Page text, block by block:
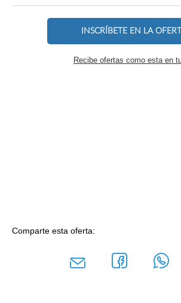
INSCRÍBETE EN LA
Recibe ofertas como esta en
Comparte esta oferta: